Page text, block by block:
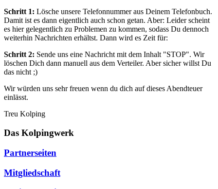
Schritt 1: Lösche unsere Telefonnummer aus Deinem Telefonbuch.
Damit ist es dann eigentlich auch schon getan. Aber: Leider scheint
es hier gelegentlich zu Problemen zu kommen, sodass Du dennoch
weiterhin Nachrichten erhältst. Dann wird es Zeit für:
Schritt 2: Sende uns eine Nachricht mit dem Inhalt "STOP". Wir
löschen Dich dann manuell aus dem Verteiler. Aber sicher willst Du
das nicht ;)
Wir würden uns sehr freuen wenn du dich auf dieses Abendteuer
einlässt.
Treu Kolping
Das Kolpingwerk
Partnerseiten
Mitgliedschaft